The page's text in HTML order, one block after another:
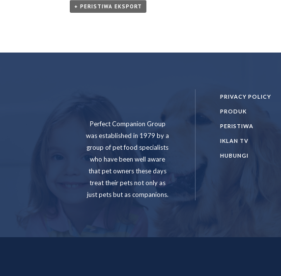
+ PERISTIWA EKSPORT
Perfect Companion Group
was established in 1979 by a
group of pet food specialists
who have been well aware
that pet owners these days
treat their pets not only as
just pets but as companions.
PRIVACY POLICY
PRODUK
PERISTIWA
IKLAN TV
HUBUNGI